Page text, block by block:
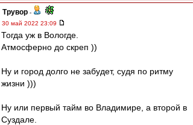
Трувор -
30 май 2022 23:09
Тогда уж в Вологде.
Атмосферно до скреп ))
Ну и город долго не забудет, судя по ритму
жизни )))
Ну или первый тайм во Владимире, а второй в
Суздале.